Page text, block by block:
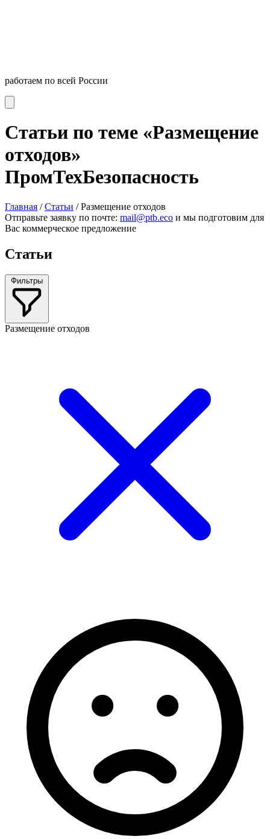
работаем по всей России
Статьи по теме «Размещение
отходов»
ПромТехБезопасность
Главная /Статьи /Размещение отходов
Отправьте заявку по почте: mail@ptb.eco и мы подготовим для
Вас коммерческое предложение
Статьи
Фильтры
Размещение отходов